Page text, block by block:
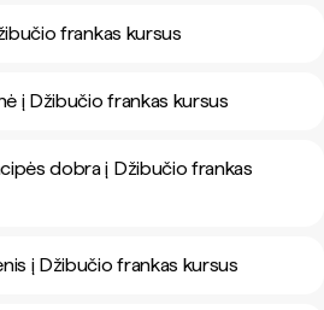
frankas kursus
į Džibučio frankas kursus
dobra į Džibučio frankas
į Džibučio frankas kursus